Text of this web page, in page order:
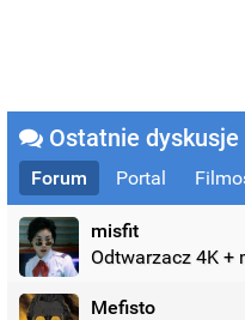
Ostatnie dyskusje
Forum Portal
misfit
Odtwarzacz 4K +
Mefisto